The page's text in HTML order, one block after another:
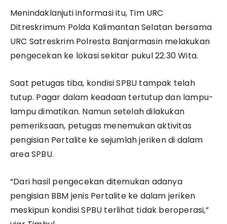
Menindaklanjuti informasi itu, Tim URC
Ditreskrimum Polda Kalimantan Selatan bersama
URC Satreskrim Polresta Banjarmasin melakukan
pengecekan ke lokasi sekitar pukul 22.30 Wita.
Saat petugas tiba, kondisi SPBU tampak telah
tutup. Pagar dalam keadaan tertutup dan lampu-
lampu dimatikan. Namun setelah dilakukan
pemeriksaan, petugas menemukan aktivitas
pengisian Pertalite ke sejumlah jeriken di dalam
area SPBU.
“Dari hasil pengecekan ditemukan adanya
pengisian BBM jenis Pertalite ke dalam jeriken
meskipun kondisi SPBU terlihat tidak beroperasi,”